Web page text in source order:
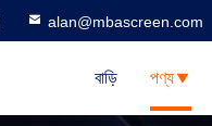
alan@mbascreen.com
বাড়ি পণ্য